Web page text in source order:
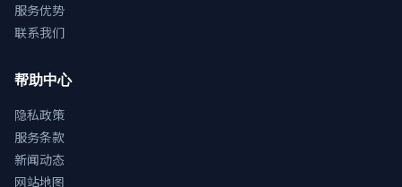
服务优势
联系我们
帮助中心
隐私政策
服务条款
新闻动态
网站地图